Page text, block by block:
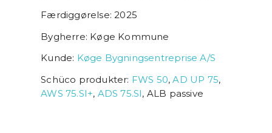
Færdiggørelse: 2025
Bygherre: Køge Kommune
Kunde: Køge Bygningsentreprise A/S
Schüco produkter: FWS 50,AD UP 75,
AWS 75.SI+, ADS 75.SI, ALB passive